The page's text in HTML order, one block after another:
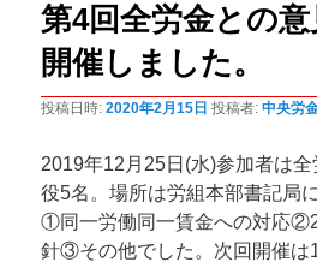
ゲ
ー
シ
ョ
第4回全労金との
開催しました。
投稿日時:2020年2月15日 投稿者:中央労
2019年12月25日(水)参加者は
役5名。場所は労組本部書記局
①同一労働同一賃金への対応
針③その他でした。次回開催は